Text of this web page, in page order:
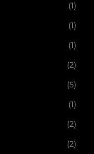
(1)
(1)
(1)
(2)
(5)
(1)
(2)
(2)